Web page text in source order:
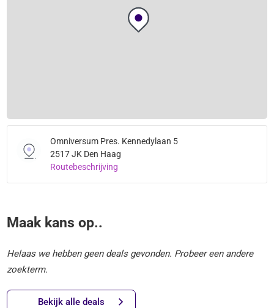
Omniversum Pres. Kennedylaan 5
2517 JK Den Haag
Routebeschrijving
Maak kans op..
Helaas we hebben geen deals gevonden. Probeer een andere
zoekterm.
Bekijk alle deals